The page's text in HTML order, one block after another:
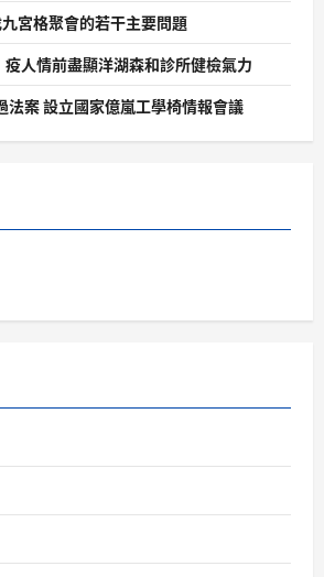
九宮格聚會的若干主要問題
疫人情前盡顯洋湖森和診所健檢氣力
案 設立國家億嵐工學椅情報會議